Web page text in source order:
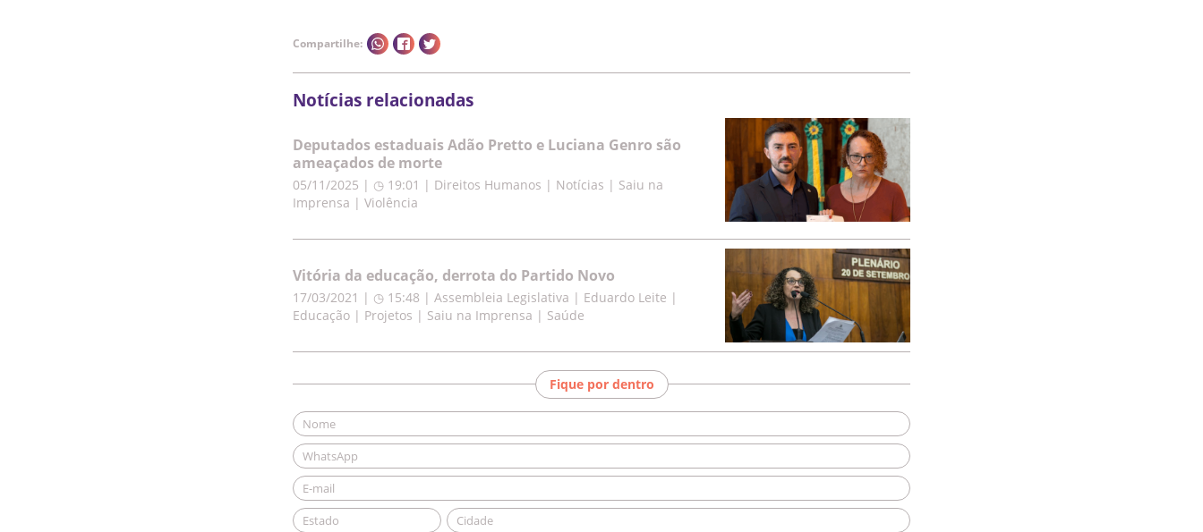
Compartilhe:
Notícias relacionadas
Deputados estaduais Adão Pretto e Luciana Genro são
ameaçados de morte
05/11/2025 | ◷ 19:01 | Direitos Humanos | Notícias | Saiu na
Imprensa | Violência
Vitória da educação, derrota do Partido Novo
17/03/2021 | ◷ 15:48 | Assembleia Legislativa | Eduardo Leite |
Educação | Projetos | Saiu na Imprensa | Saúde
Fique por dentro